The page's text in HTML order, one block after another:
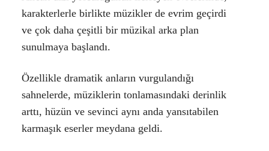
karakterlerle birlikte müzikler de evrim geçirdi
ve çok daha çeşitli bir müzikal arka plan
sunulmaya başlandı.
Özellikle dramatik anların vurgulandığı
sahnelerde, müziklerin tonlamasındaki derinlik
arttı, hüzün ve sevinci aynı anda yansıtabilen
karmaşık eserler meydana geldi.